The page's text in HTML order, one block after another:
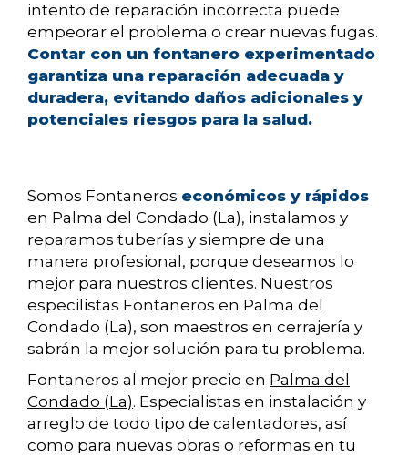
intento de reparación incorrecta puede
empeorar el problema o crear nuevas fugas.
Contar con un fontanero experimentado
garantiza una reparación adecuada y
duradera, evitando daños adicionales y
potenciales riesgos para la salud.
Somos Fontaneros económicos y rápidos
en Palma del Condado (La), instalamos y
reparamos tuberías y siempre de una
manera profesional, porque deseamos lo
mejor para nuestros clientes. Nuestros
especilistas Fontaneros en Palma del
Condado (La), son maestros en cerrajería y
sabrán la mejor solución para tu problema.
Fontaneros al mejor precio en Palma del
Condado (La). Especialistas en instalación y
arreglo de todo tipo de calentadores, así
como para nuevas obras o reformas en tu